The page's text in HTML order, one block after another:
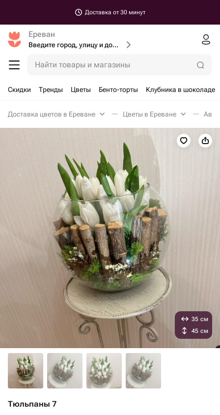
Доставка от 30 минут
Ереван
Введите город, улицу и дом доставки
Найти товары и магазины
Скидки Тренды Цветы Бенто-торты Клубника в шоколаде
Доставка цветов в Ереване Цветы в Ереване
Тюльпаны 7
35 см
45 см